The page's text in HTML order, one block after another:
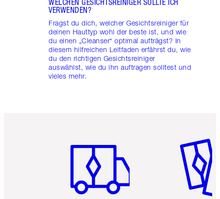
VERWENDEN?
Fragst du dich, welcher Gesichtsreiniger für
deinen Hauttyp wohl der beste ist, und wie
du einen „Cleanser“ optimal aufträgst? In
diesem hilfreichen Leitfaden erfährst du, wie
du den richtigen Gesichtsreiniger
auswählst, wie du ihn auftragen solltest und
vieles mehr.